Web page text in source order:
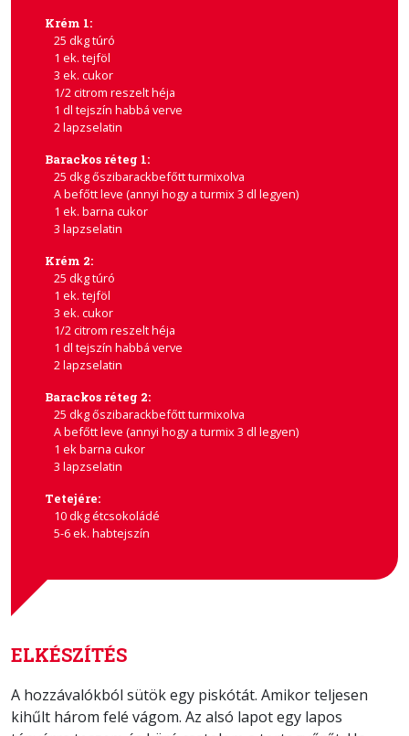
Krém 1:
25 dkg túró
1 ek. tejföl
3 ek. cukor
1/2 citrom reszelt héja
1 dl tejszín habbá verve
2 lapzselatin
Barackos réteg 1:
25 dkg őszibarackbefőtt turmixolva
A befőtt leve (annyi hogy a turmix 3 dl legyen)
1 ek. barna cukor
3 lapzselatin
Krém 2:
25 dkg túró
1 ek. tejföl
3 ek. cukor
1/2 citrom reszelt héja
1 dl tejszín habbá verve
2 lapzselatin
Barackos réteg 2:
25 dkg őszibarackbefőtt turmixolva
A befőtt leve (annyi hogy a turmix 3 dl legyen)
1 ek barna cukor
3 lapzselatin
Tetejére:
10 dkg étcsokoládé
5-6 ek. habtejszín
ELKÉSZÍTÉS
A hozzávalókból sütök egy piskótát. Amikor teljesen
kihűlt három felé vágom. Az alsó lapot egy lapos